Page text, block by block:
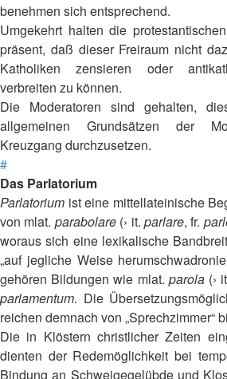
benehmen sich entsprechend.
Umgekehrt halten die
präsent, daß dieser Freiraum nicht
Katholiken zensieren oder
verbreiten zu können.
Die Moderatoren sind gehalten,
allgemeinen Grundsätzen der
Kreuzgang durchzusetzen.
#
Das Parlatorium
Parlatorium ist eine mittellateinische
von mlat. parabolare(› it.parlare, fr.
woraus sich eine lexikalische
„auf jegliche Weise
gehören Bildungen wie mlat. parola(›
parlamentum. Die
reichen demnach von „Sprechzimmer“
Die in Klöstern christlicher Zeiten
dienten der Redemöglichkeit bei
Bindung an Schweigegelübde und